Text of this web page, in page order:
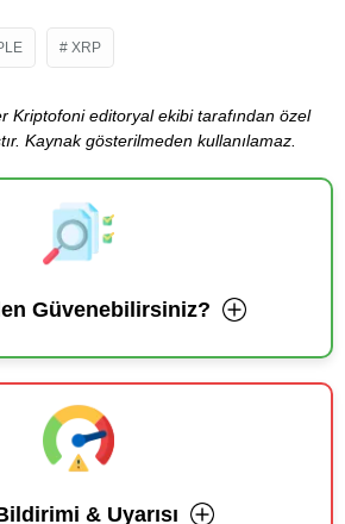
XRP
Kriptofoni editoryal ekibi tarafından özel
Kaynak gösterilmeden kullanılamaz.
Güvenebilirsiniz?
& Uyarısı